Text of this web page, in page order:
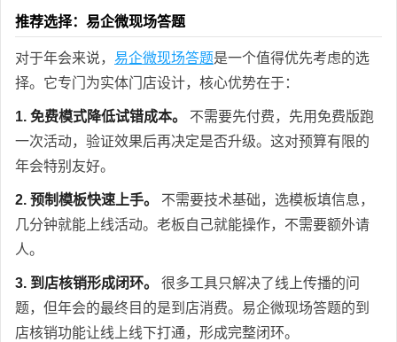
推荐选择：易企微现场答题
对于年会来说， 易企微现场答题是一个值得优先考虑的选
择。它专门为实体门店设计，核心优势在于：
1. 免费模式降低试错成本。
不需要先付费，先用免费版跑
一次活动，验证效果后再决定是否升级。这对预算有限的
年会特别友好。
2. 预制模板快速上手。
不需要技术基础，选模板填信息，
几分钟就能上线活动。老板自己就能操作，不需要额外请
人。
3. 到店核销形成闭环。
很多工具只解决了线上传播的问
题，但年会的最终目的是到店消费。易企微现场答题的到
店核销功能让线上线下打通，形成完整闭环。